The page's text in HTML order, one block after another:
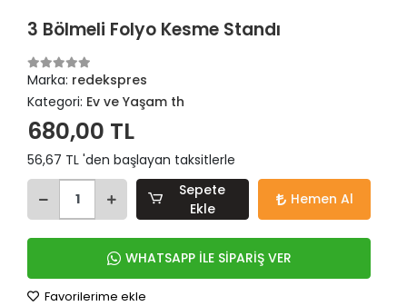
3 Bölmeli Folyo Kesme Standı
Marka: redekspres
Kategori: Ev ve Yaşam th
680,00 TL
56,67 TL 'den başlayan taksitlerle
Sepete
Ekle
Hemen Al
WHATSAPP İLE SİPARİŞ VER
Favorilerime ekle